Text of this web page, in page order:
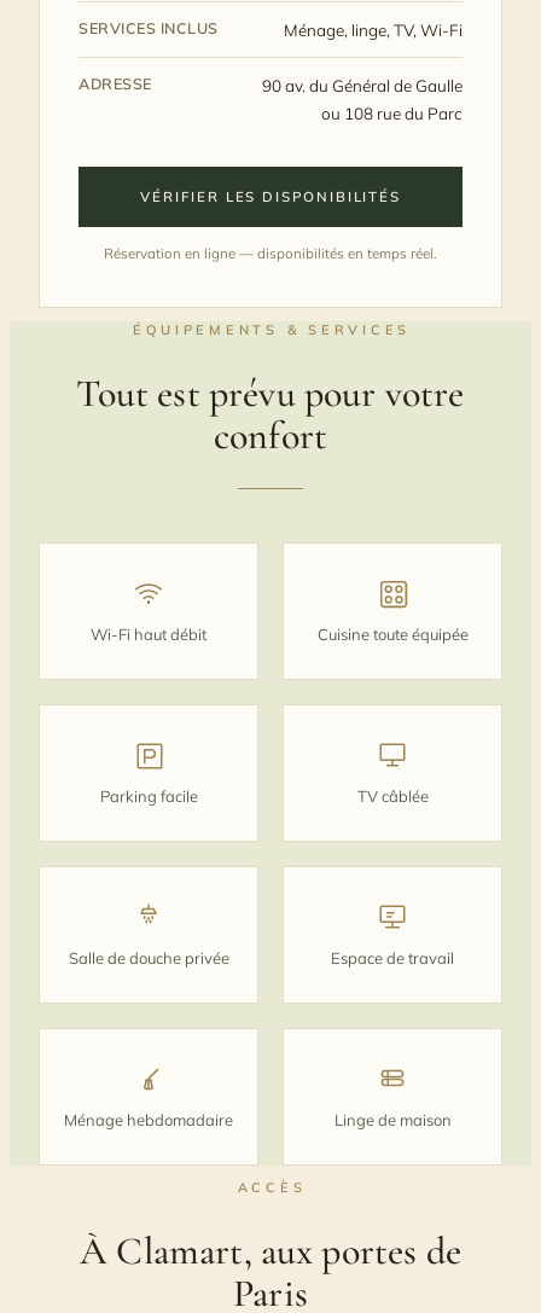
SERVICES INCLUS Ménage, linge, TV, Wi‑Fi
ADRESSE
90 av. du Général de Gaulle
ou 108 rue du Parc
VÉRIFIER LES DISPONIBILITÉS
Réservation en ligne — disponibilités en temps réel.
ÉQUIPEMENTS & SERVICES
Tout est prévu pour votre
confort
Wi‑Fi haut débit Cuisine toute équipée
Parking facile TV câblée
Salle de douche privée Espace de travail
Ménage hebdomadaire Linge de maison
ACCÈS
À Clamart, aux portes de
Paris